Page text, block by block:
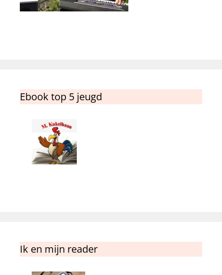
Ebook top 5 jeugd
Ik en mijn reader